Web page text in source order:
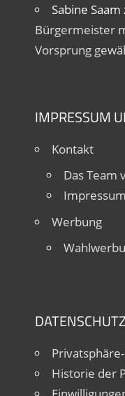
Sabine Saam
Bürgermeister
Vorsprung
IMPRESSUM
Kontakt
Das Team
Werbung
DATENSCHUTZ
Historie der